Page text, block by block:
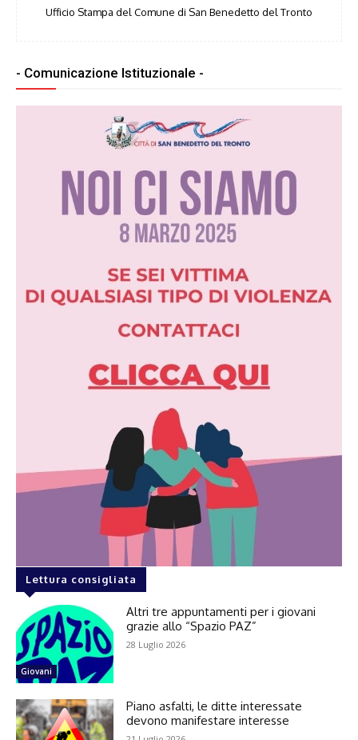
Ufficio Stampa del Comune di San Benedetto del Tronto
- Comunicazione Istituzionale -
Lettura consigliata
Giovani
Altri tre appuntamenti per i giovani
grazie allo “Spazio PAZ”
28 Luglio 2026
Piano asfalti, le ditte interessate
devono manifestare interesse